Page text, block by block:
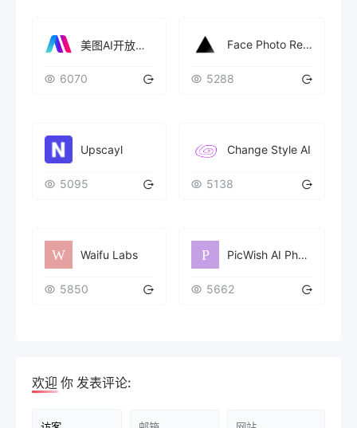
美图AI开放平台
6070
Face Photo Restorer
5288
Upscayl
5095
Change Style AI
5138
Waifu Labs
5850
PicWish AI Photo Editor
5662
欢迎 你 发表评论: